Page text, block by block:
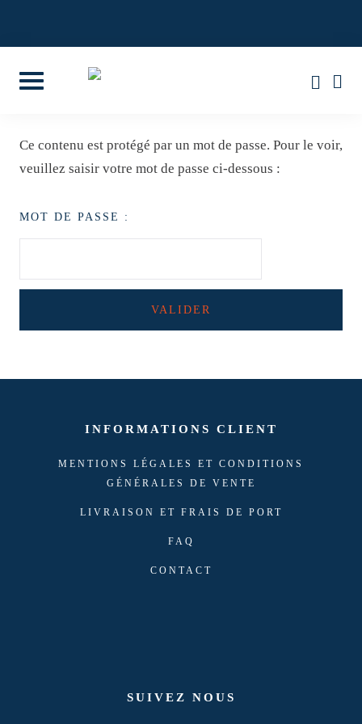
Ce contenu est protégé par un mot de passe. Pour le voir,
veuillez saisir votre mot de passe ci-dessous :
MOT DE PASSE :
INFORMATIONS CLIENT
MENTIONS LÉGALES ET CONDITIONS
GÉNÉRALES DE VENTE
LIVRAISON ET FRAIS DE PORT
FAQ
CONTACT
SUIVEZ NOUS